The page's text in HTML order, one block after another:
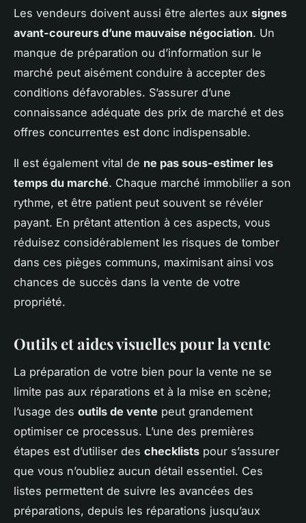
Les vendeurs doivent aussi être alertes aux signes
avant-coureurs d’une mauvaise négociation. Un
manque de préparation ou d’information sur le
marché peut aisément conduire à accepter des
conditions défavorables. S’assurer d’une
connaissance adéquate des prix de marché et des
offres concurrentes est donc indispensable.
Il est également vital de ne pas sous-estimer les
temps du marché. Chaque marché immobilier a son
rythme, et être patient peut souvent se révéler
payant. En prêtant attention à ces aspects, vous
réduisez considérablement les risques de tomber
dans ces pièges communs, maximisant ainsi vos
chances de succès dans la vente de votre
propriété.
Outils et aides visuelles pour la vente
La préparation de votre bien pour la vente ne se
limite pas aux réparations et à la mise en scène;
l’usage des outils de vente peut grandement
optimiser ce processus. L’une des premières
étapes est d’utiliser des checklists pour s’assurer
que vous n’oubliez aucun détail essentiel. Ces
listes permettent de suivre les avancées des
préparations, depuis les réparations jusqu’aux